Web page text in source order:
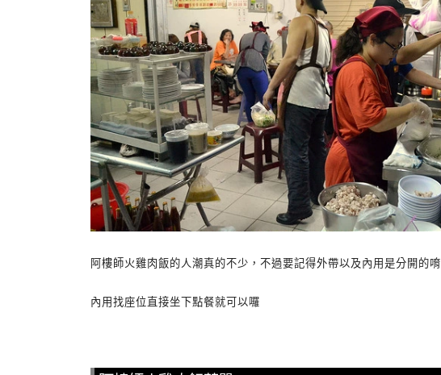
阿樓師火雞肉飯的人潮真的不少，不過要記得外帶以及內用是分開的唷
內用找座位直接坐下點餐就可以囉